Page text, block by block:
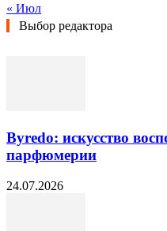
« Июл
Выбор редактора
Byredo: искусство
парфюмерии
24.07.2026